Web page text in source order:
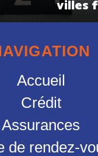
villes
Accueil
Crédit
Assurances
de rendez-